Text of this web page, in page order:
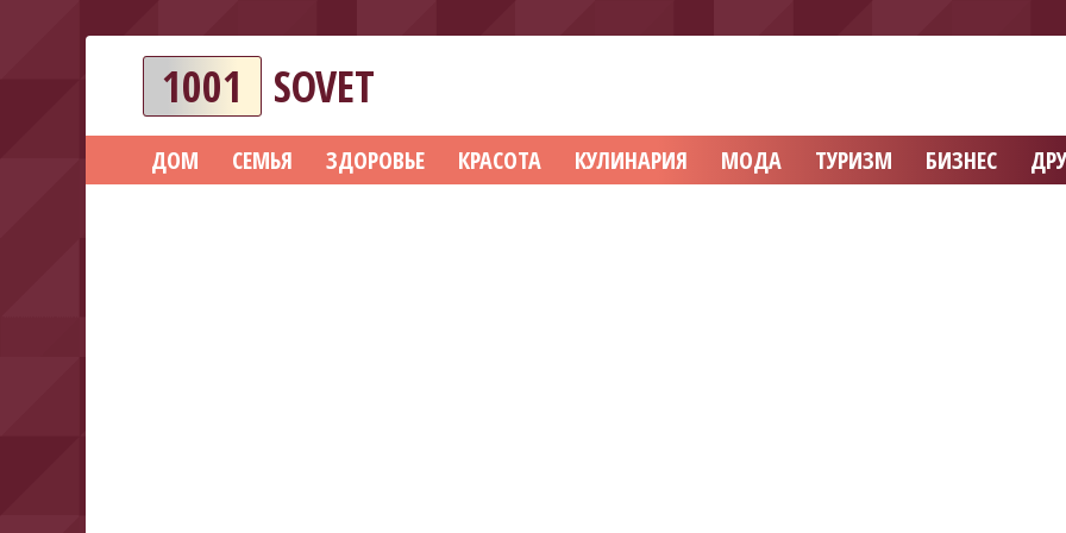
1001 SOVET
ДОМ СЕМЬЯ ЗДОРОВЬЕ КРАСОТА КУЛИНАРИЯ МОДА ТУРИЗМ БИЗНЕС